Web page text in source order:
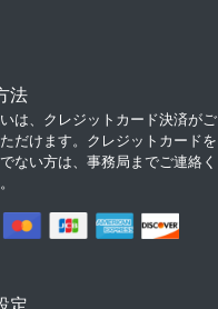
法
は、クレジットカード決済がご
だけます。クレジットカードを
ない方は、事務局までご連絡く
定